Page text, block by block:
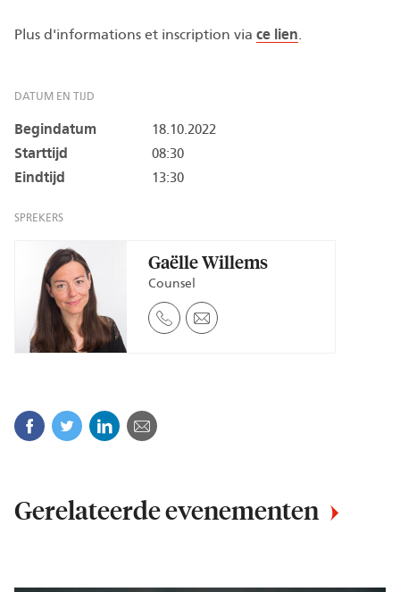
Plus d'informations et inscription via ce lien
Gerelateerde evenementen
DATUM EN TIJD
Begindatum 18.10.2022
Starttijd 08:30
Eindtijd 13:30
SPREKERS
Gaëlle Willems
Counsel
Facebook
TwitterLinkedinE-mail